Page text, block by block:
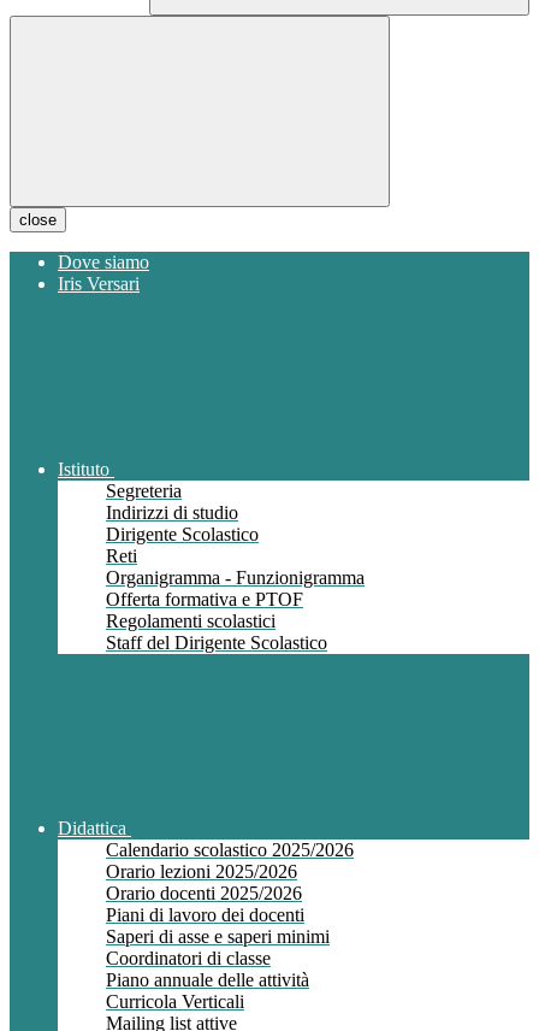
close
Dove siamo
Iris Versari
Istituto
Segreteria
Indirizzi di studio
Dirigente Scolastico
Reti
Organigramma - Funzionigramma
Offerta formativa e PTOF
Regolamenti scolastici
Staff del Dirigente Scolastico
Didattica
Calendario scolastico 2025/2026
Orario lezioni 2025/2026
Orario docenti 2025/2026
Piani di lavoro dei docenti
Saperi di asse e saperi minimi
Coordinatori di classe
Piano annuale delle attività
Curricola Verticali
Mailing list attive